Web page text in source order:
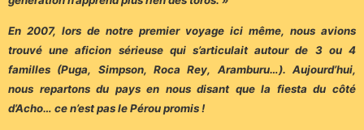
En 2007, lors de notre premier voyage ici même, nous avions
trouvé une aficion sérieuse qui s’articulait autour de 3 ou 4
familles (Puga, Simpson, Roca Rey, Aramburu…). Aujourd’hui,
nous repartons du pays en nous disant que la fiesta du côté
d’Acho… ce n’est pas le Pérou promis !